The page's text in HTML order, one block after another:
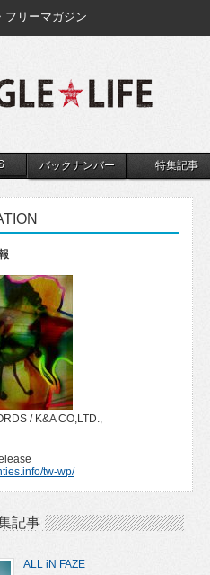
フリーマガジン
バックナンバー 特集記事
/ K&A CO,LTD.,
tw-wp/
記事
ALL iN FAZE